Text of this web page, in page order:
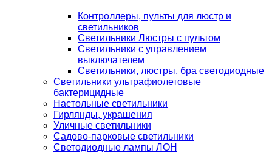
Контроллеры, пульты для люстр и
светильников
Светильники Люстры с пультом
Светильники с управлением
выключателем
Светильники, люстры, бра светодиодные
Светильники ультрафиолетовые
бактерицидные
Настольные светильники
Гирлянды, украшения
Уличные светильники
Садово-парковые светильники
Светодиодные лампы ЛОН